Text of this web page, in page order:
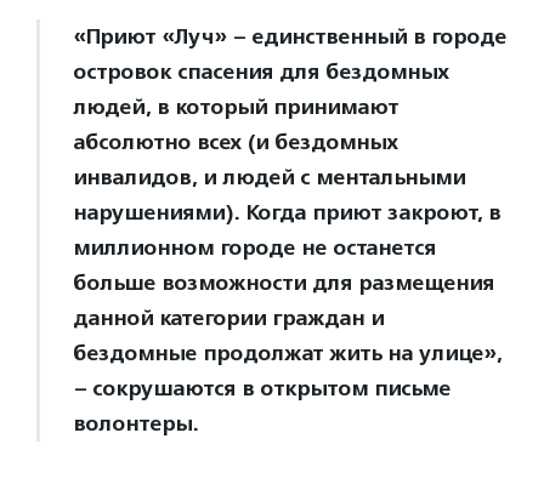
«Приют «Луч» – единственный в городе
островок спасения для бездомных
людей, в который принимают
абсолютно всех (и бездомных
инвалидов, и людей с ментальными
нарушениями). Когда приют закроют, в
миллионном городе не останется
больше возможности для размещения
данной категории граждан и
бездомные продолжат жить на улице»,
– сокрушаются в открытом письме
волонтеры.